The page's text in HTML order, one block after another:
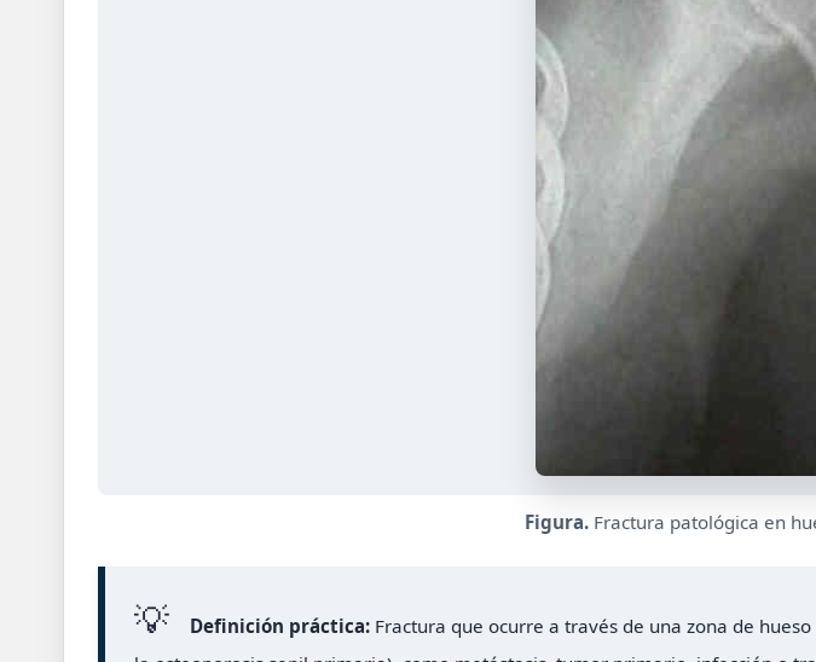
Figura. Fractura patológica en
💡 Definición práctica:Fractura que ocurre a través de una zona de